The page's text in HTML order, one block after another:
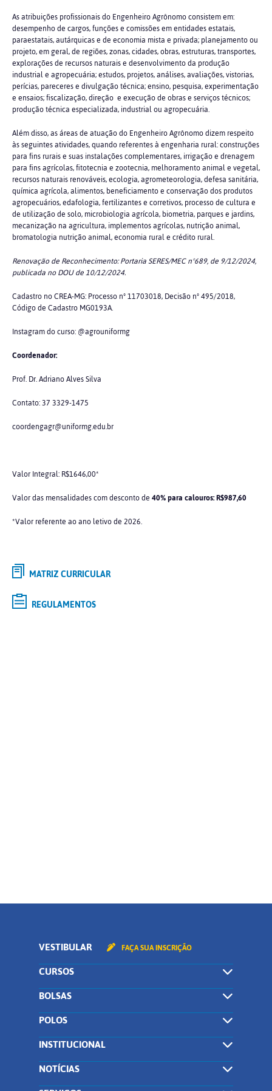
As atribuições profissionais do Engenheiro Agrônomo consistem em:
desempenho de cargos, funções e comissões em entidades estatais,
paraestatais, autárquicas e de economia mista e privada; planejamento ou
projeto, em geral, de regiões, zonas, cidades, obras, estruturas, transportes,
explorações de recursos naturais e desenvolvimento da produção
industrial e agropecuária; estudos, projetos, análises, avaliações, vistorias,
perícias, pareceres e divulgação técnica; ensino, pesquisa, experimentação
e ensaios; fiscalização, direção e execução de obras e serviços técnicos;
produção técnica especializada, industrial ou agropecuária.
Além disso, as áreas de atuação do Engenheiro Agrônomo dizem respeito
às seguintes atividades, quando referentes à engenharia rural: construções
para fins rurais e suas instalações complementares, irrigação e drenagem
para fins agrícolas, fitotecnia e zootecnia, melhoramento animal e vegetal,
recursos naturais renováveis, ecologia, agrometeorologia, defesa sanitária,
química agrícola, alimentos, beneficiamento e conservação dos produtos
agropecuários, edafologia, fertilizantes e corretivos, processo de cultura e
de utilização de solo, microbiologia agrícola, biometria, parques e jardins,
mecanização na agricultura, implementos agrícolas, nutrição animal,
bromatologia nutrição animal, economia rural e crédito rural.
Renovação de Reconhecimento: Portaria SERES/MEC nº689, de 9/12/2024,
publicada no DOU de 10/12/2024.
Cadastro no CREA-MG: Processo nº 11703018, Decisão nº 495/2018,
Código de Cadastro MG0193A.
Instagram do curso: @agrouniformg
Coordenador:
Prof. Dr. Adriano Alves Silva
Contato: 37 3329-1475
coordengagr@uniformg.edu.br
Valor Integral: R$1646,00*
Valor das mensalidades com desconto de40% para calouros: R$987,60
*Valor referente ao ano letivo de 2026.
MATRIZ CURRICULAR
REGULAMENTOS
VESTIBULAR FAÇA SUA INSCRIÇÃO
CURSOS
BOLSAS
POLOS
INSTITUCIONAL
NOTÍCIAS